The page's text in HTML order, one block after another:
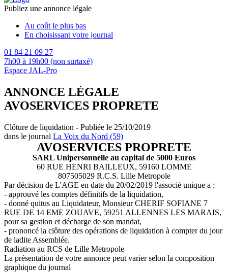
Publiez une annonce légale
Au coût le plus bas
En choisissant votre journal
01 84 21 09 27
7h00 à 19h00 (non surtaxé)
Espace JAL-Pro
ANNONCE LÉGALE
AVOSERVICES PROPRETE
Clôture de liquidation - Publiée le 25/10/2019
dans le journal La Voix du Nord (59)
AVOSERVICES PROPRETE
SARL Unipersonnelle au capital de 5000 Euros
60 RUE HENRI BAILLEUX, 59160 LOMME
807505029 R.C.S. Lille Metropole
Par décision de L'AGE en date du 20/02/2019 l'associé unique a :
- approuvé les comptes définitifs de la liquidation,
- donné quitus au Liquidateur, Monsieur CHERIF SOFIANE 7
RUE DE 14 EME ZOUAVE, 59251 ALLENNES LES MARAIS,
pour sa gestion et décharge de son mandat,
- prononcé la clôture des opérations de liquidation à compter du jour
de ladite Assemblée.
Radiation au RCS de Lille Metropole
La présentation de votre annonce peut varier selon la composition
graphique du journal